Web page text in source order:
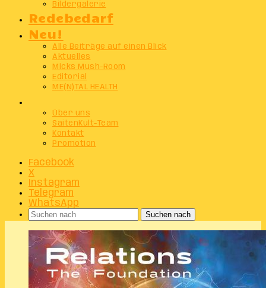
Bildergalerie
Redebedarf
Neu!
Alle Beiträge auf einen Blick
Aktuelles
Micks Mush-Room
Editorial
ME(N)TAL HEALTH
Über uns
SaitenKult-Team
Kontakt
Promotion
Facebook
X
Instagram
Telegram
WhatsApp
Suchen nach